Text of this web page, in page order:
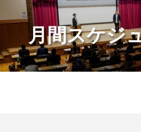
月間スケジ